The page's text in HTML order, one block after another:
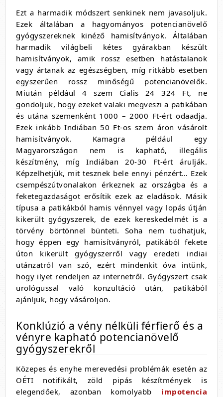
Ezt a harmadik módszert senkinek nem javasoljuk.
Ezek általában a hagyományos potencianövelő
gyógyszereknek kinéző hamisítványok. Általában
harmadik világbeli kétes gyárakban készült
hamisítványok, amik rossz esetben hatástalanok
vagy ártanak az egészségben, míg ritkább esetben
egyszerűen rossz minőségű potencianövelők.
Miután például 4 szem Cialis 24 324 Ft, ne
gondoljuk, hogy ezeket valaki megveszi a patikában
és utána szemenként 1000 – 2000 Ft-ért odaadja.
Ezek inkább Indiában 50 Ft-os szem áron vásárolt
hamisítványok. Kamagra például egy
Magyarországon nem is kapható, illegális
készítmény, míg Indiában 20-30 Ft-ért árulják.
Képzelhetjük, mit tesznek bele ennyi pénzért… Ezek
csempészútvonalakon érkeznek az országba és a
feketegazdaságot erősítik ezek az eladások. Másik
típusa a patikákból hamis vénnyel vagy lopás útján
kikerült gyógyszerek, de ezek kereskedelmét is a
törvény börtönnel bünteti. Soha nem tudhatjuk,
hogy éppen egy hamisítványról, patikából fekete
úton kikerült gyógyszerről vagy eredeti indiai
utánzatról van szó, ezért mindenkit óva intünk,
hogy ilyet rendeljen az internetről. Gyógyszert csak
urológussal való konzultáció után, patikából
ajánljuk, hogy vásároljon.
Konklúzió a vény nélküli férfierő és a
vényre kapható potencianövelő
gyógyszerekről
Közepes és enyhe merevedési problémák esetén az
OÉTI notifikált, zöld pipás készítmények is
elegendőek, azonban komolyabb impotencia